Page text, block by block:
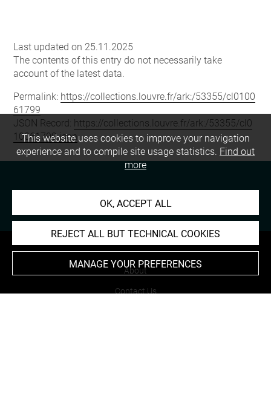
Last updated on 25.11.2025
The contents of this entry do not necessarily take
account of the latest data.
Permalink: https://collections.louvre.fr/ark:/53355/cl0100
61799
JSON Record: https://collections.louvre.fr/ark:/53355/cl0
10061799.json
About
Contact Us
This website uses cookies to improve your navigation
experience and to compile site usage statistics. Find out
more
OK, ACCEPT ALL
REJECT ALL BUT TECHNICAL COOKIES
MANAGE YOUR PREFERENCES